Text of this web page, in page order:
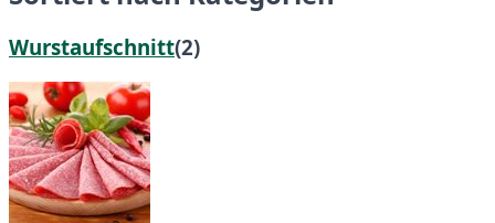
Wurstaufschnitt(2)